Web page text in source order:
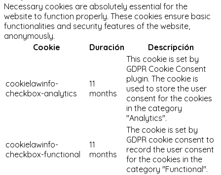
Necessary cookies are absolutely essential for the
website to function properly. These cookies ensure basic
functionalities and security features of the website,
anonymously.
Cookie
Duración Descripción
cookielawinfo-
checkbox-analytics
11
months
This cookie is set by
GDPR Cookie Consent
plugin. The cookie is
used to store the user
consent for the cookies
in the category
"Analytics".
cookielawinfo-
checkbox-functional
11
months
The cookie is set by
GDPR cookie consent to
record the user consent
for the cookies in the
category "Functional".